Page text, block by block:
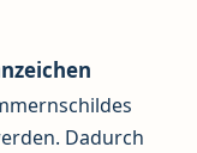
Dadurch